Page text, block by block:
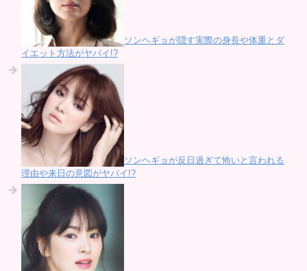
ソンヘギョが隠す実際の身長や体重とダ
イエット方法がヤバイ!?
ソンヘギョが反日過ぎて怖いと言われる
理由や来日の意図がヤバイ!?